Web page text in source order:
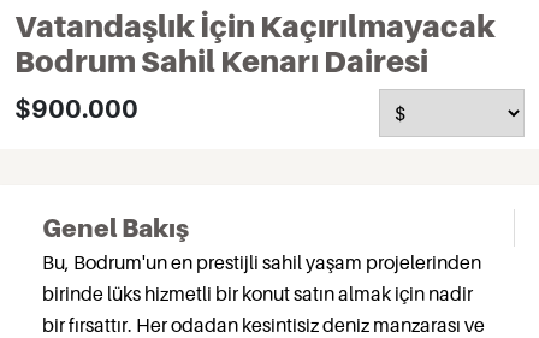
Vatandaşlık İçin Kaçırılmayacak
Bodrum Sahil Kenarı Dairesi
$900.000
Genel Bakış
Bu, Bodrum'un en prestijli sahil yaşam projelerinden
birinde lüks hizmetli bir konut satın almak için nadir
bir fırsattır. Her odadan kesintisiz deniz manzarası ve